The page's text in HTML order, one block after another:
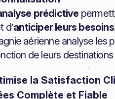
prédictive
d’anticiper leurs besoins
aérienne analyse les
de leurs
la Satisfaction
Complète et Fiable